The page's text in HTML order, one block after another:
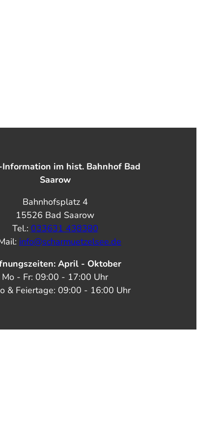
im hist. Bahnhof Bad
Saarow
Bahnhofsplatz 4
15526 Bad Saarow
Tel.: 033631 438380
info@scharmuetzelsee.de
April - Oktober
Mo - Fr: 09:00 - 17:00 Uhr
& Feiertage: 09:00 - 16:00 Uhr